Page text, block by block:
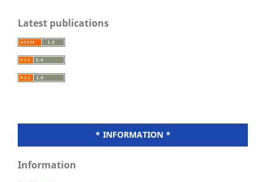
Latest publications
* INFORMATION *
Information